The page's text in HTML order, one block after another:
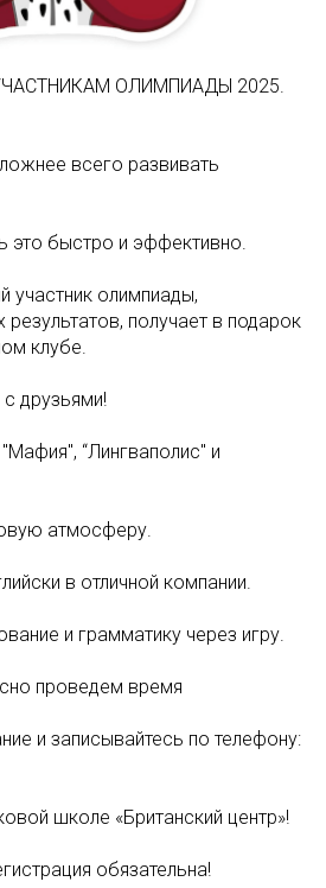
ОЛИМПИАДЫ 2025.
всего развивать
это быстро и эффективно.
олимпиады,
получает в подарок
клубе.
друзьями!
“Лингваполис" и
атмосферу.
в отличной компании.
и грамматику через игру.
проведем время
и записывайтесь по телефону:
школе «Британский центр»!
обязательна!